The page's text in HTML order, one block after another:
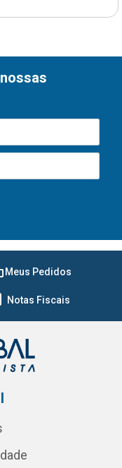
Meus Pedidos
Notas Fiscais